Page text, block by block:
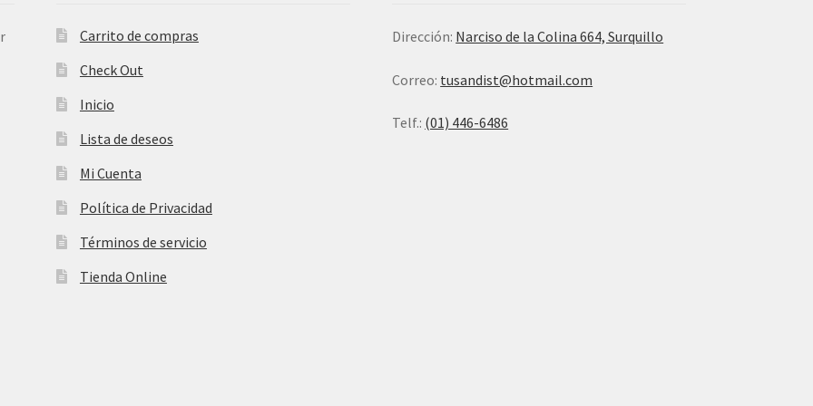
Carrito de compras
Check Out
Inicio
Lista de deseos
Mi Cuenta
Política de Privacidad
Términos de servicio
Tienda Online
Dirección: Narciso de la Colina 664, Surquillo
Correo: tusandist@hotmail.com
Telf.: (01) 446-6486